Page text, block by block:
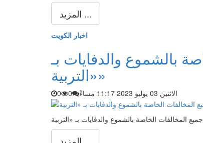
المزيد ...
اخبار الكويت
بالشموع والدفايات بـ
«التربية»
الاثنين 03 يوليو 2023 11:17 مساءً 0
0